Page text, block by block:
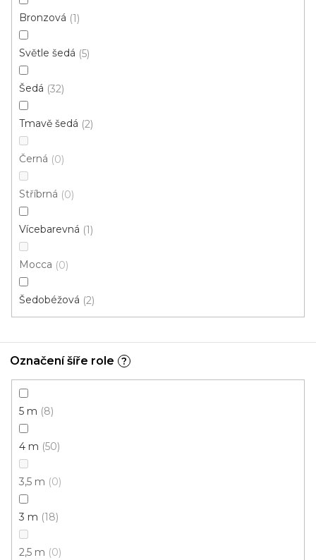
Bronzová 1
Světle šedá 5
Šedá 32
Tmavě šedá 2
Černá 0
Stříbrná 0
Vícebarevná 1
Mocca 0
Šedobéžová 2
Označení šíře role ?
5 m 8
4 m 50
3,5 m 0
3 m 18
2,5 m 0
PVC podlaha Luppiter 3D 1429
359 Kč
417 Kč
3 m